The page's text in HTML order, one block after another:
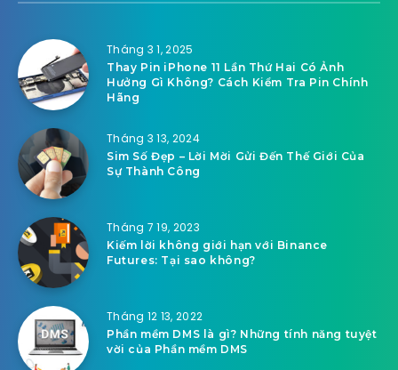
Tháng 3 1, 2025
Thay Pin iPhone 11 Lần Thứ Hai Có Ảnh
Hưởng Gì Không? Cách Kiểm Tra Pin Chính
Hãng
Tháng 3 13, 2024
Sim Số Đẹp – Lời Mời Gửi Đến Thế Giới Của
Sự Thành Công
Tháng 7 19, 2023
Kiếm lời không giới hạn với Binance
Futures: Tại sao không?
Tháng 12 13, 2022
Phần mềm DMS là gì? Những tính năng tuyệt
vời của Phần mềm DMS